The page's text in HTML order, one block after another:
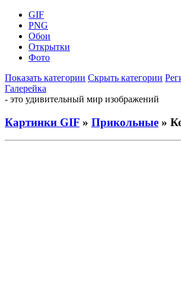
GIF
PNG
Обои
Открытки
Фото
Показать категории Скрыть категории
Галерейка
- это удивительный мир изображений
Картинки GIF » Прикольные »